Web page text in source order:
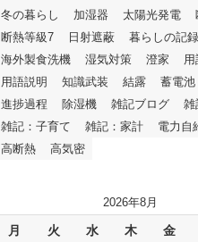
冬の暮らし
加湿器 太陽光発電
断熱等級7
日射遮蔽
暮らしの記録
海外製食洗機
湿気対策 澄家
用
用語説明
知識武装 結露 蓄電池
進捗過程
除湿機 雑記ブログ
雑
雑記：子育て
雑記：家計
電力自
高断熱
高気密
2026年8月
月 火 水 木 金